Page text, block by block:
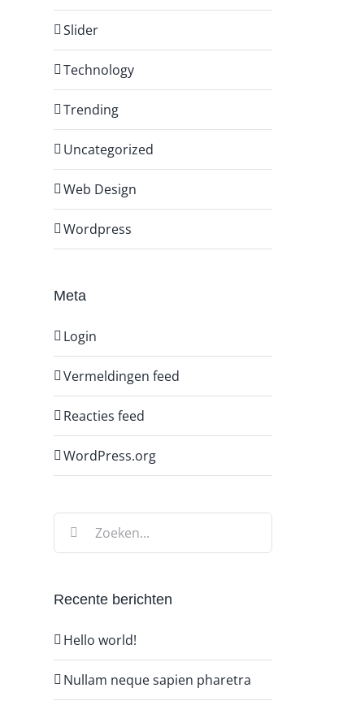
Slider
Technology
Trending
Uncategorized
Web Design
Wordpress
Meta
Login
Vermeldingen feed
Reacties feed
WordPress.org
Zoeken
Recente berichten
Hello world!
Nullam neque sapien pharetra